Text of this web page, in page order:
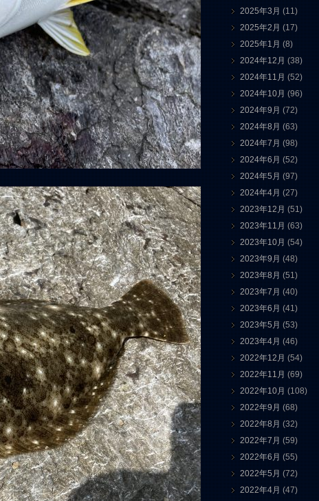
2025年3月(11)
2025年2月(17)
2025年1月(8)
2024年12月(38)
2024年11月(52)
2024年10月(96)
2024年9月(72)
2024年8月(63)
2024年7月(98)
2024年6月(52)
2024年5月(97)
2024年4月(27)
2023年12月(51)
2023年11月(63)
2023年10月(54)
2023年9月(48)
2023年8月(51)
2023年7月(40)
2023年6月(41)
2023年5月(53)
2023年4月(46)
2022年12月(54)
2022年11月(69)
2022年10月(108)
2022年9月(68)
2022年8月(32)
2022年7月(59)
2022年6月(55)
2022年5月(72)
2022年4月(47)